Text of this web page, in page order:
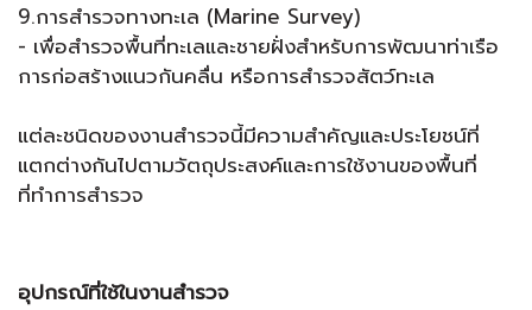
9.การสำรวจทางทะเล (Marine Survey)
- เพื่อสำรวจพื้นที่ทะเลและชายฝั่งสำหรับการพัฒนาท่าเรือ
การก่อสร้างแนวกันคลื่น หรือการสำรวจสัตว์ทะเล
แต่ละชนิดของงานสำรวจนี้มีความสำคัญและประโยชน์ที่
แตกต่างกันไปตามวัตถุประสงค์และการใช้งานของพื้นที่
ที่ทำการสำรวจ
อุปกรณ์ที่ใช้ในงานสำรวจ